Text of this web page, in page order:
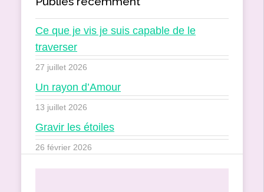
Ce que je vis je suis capable de le
traverser
27 juillet 2026
Un rayon d’Amour
13 juillet 2026
Gravir les étoiles
26 février 2026